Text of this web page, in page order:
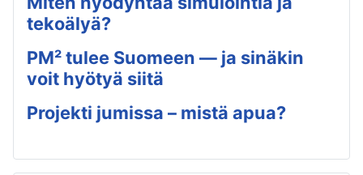
tekoälyä?
PM² tulee Suomeen — ja sinäkin
voit hyötyä siitä
Projekti jumissa – mistä apua?